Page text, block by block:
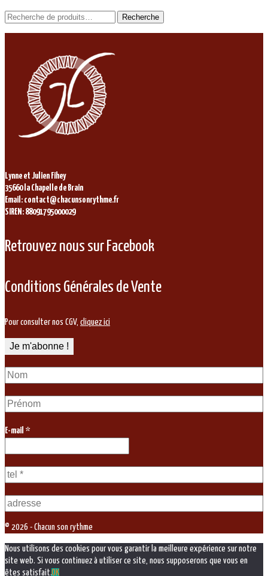
Recherche
Recherche
Lynne et Julien Fihey
35660 la Chapelle de Brain
Email: contact@chacunsonrythme.fr
SIREN: 88091795000029
Retrouvez nous sur Facebook
Conditions Générales de Vente
Pour consulter nos CGV, cliquez ici
E-mail *
© 2026 - Chacun son rythme
Nous utilisons des cookies pour vous garantir la meilleure expérience sur notre
site web. Si vous continuez à utiliser ce site, nous supposerons que vous en
êtes satisfait.OK